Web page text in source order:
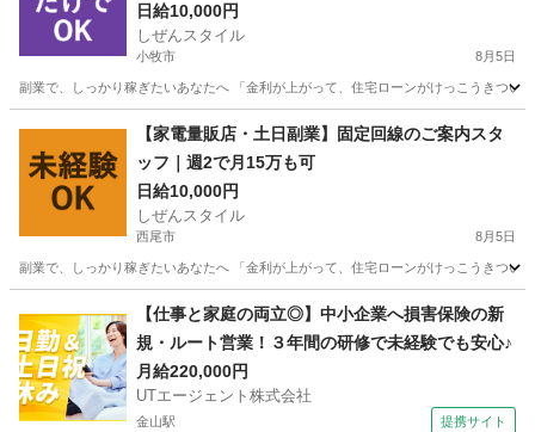
日給10,000円
しぜんスタイル
小牧市 8月5日
副業で、しっかり稼ぎたいあなたへ 「金利が上がって、住宅ローンがけっこうきつ
家電量販店 ネット
【家電量販店・土日副業】固定回線のご案内スタ
ッフ｜週2で月15万も可
日給10,000円
しぜんスタイル
西尾市 8月5日
副業で、しっかり稼ぎたいあなたへ 「金利が上がって、住宅ローンがけっこうきつ
家電量販店 ネット
【仕事と家庭の両立◎】中小企業へ損害保険の新
規・ルート営業！３年間の研修で未経験でも安心♪
月給220,000円
UTエージェント株式会社
金山駅 提携サイト